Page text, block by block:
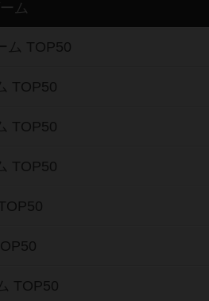
ム
ム TOP50
TOP50
TOP50
TOP50
TOP50